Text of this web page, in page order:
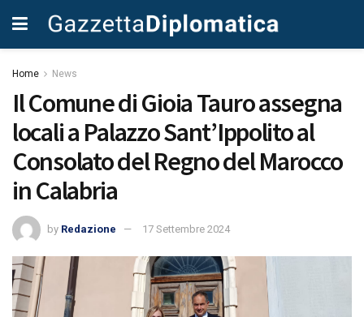
Home News
Il Comune di Gioia Tauro assegna
locali a Palazzo Sant’Ippolito al
Consolato del Regno del Marocco
in Calabria
by Redazione 17 Settembre 2024